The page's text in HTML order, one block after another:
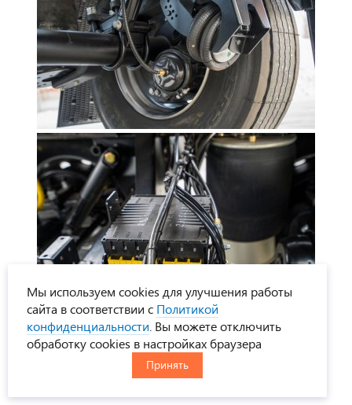
Мы используем cookies для улучшения работы
сайта в соответствии с Политикой
конфиденциальности . Вы можете отключить
обработку cookies в настройках браузера
Принять